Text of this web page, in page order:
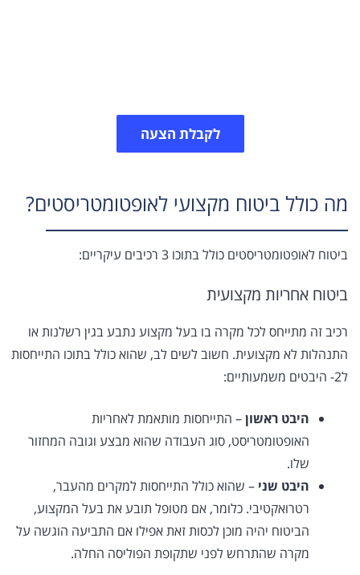
לקבלת הצעה
מה כולל ביטוח מקצועי לאופטומטריסטים?
ביטוח לאופטומטריסטים כולל בתוכו 3 רכיבים עיקריים:
ביטוח אחריות מקצועית
רכיב זה מתייחס לכל מקרה בו בעל מקצוע נתבע בגין רשלנות או
התנהלות לא מקצועית. חשוב לשים לב, שהוא כולל בתוכו התייחסות
ל2- היבטים משמעותיים:
היבט ראשון– התייחסות מותאמת לאחריות
האופטומטריסט, סוג העבודה שהוא מבצע וגובה המחזור
שלו.
היבט שני – שהוא כולל התייחסות למקרים מהעבר,
רטרואקטיבי. כלומר, אם מטופל תובע את בעל המקצוע,
הביטוח יהיה מוכן לכסות זאת אפילו אם התביעה הוגשה על
מקרה שהתרחש לפני שתקופת הפוליסה החלה.